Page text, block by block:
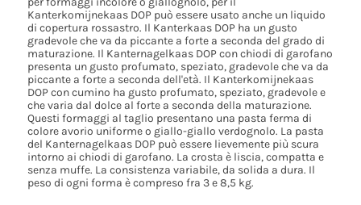
Kanterkomijnekaas DOP può essere usato anche un liquido
di copertura rossastro. Il Kanterkaas DOP ha un gusto
gradevole che va da piccante a forte a seconda del grado di
maturazione. Il Kanternagelkaas DOP con chiodi di garofano
presenta un gusto profumato, speziato, gradevole che va da
piccante a forte a seconda dell'età. Il Kanterkomijnekaas
DOP con cumino ha gusto profumato, speziato, gradevole e
che varia dal dolce al forte a seconda della maturazione.
Questi formaggi al taglio presentano una pasta ferma di
colore avorio uniforme o giallo-giallo verdognolo. La pasta
del Kanternagelkaas DOP può essere lievemente più scura
intorno ai chiodi di garofano. La crosta è liscia, compatta e
senza muffe. La consistenza variabile, da solida a dura. Il
peso di ogni forma è compreso fra 3 e 8,5 kg.